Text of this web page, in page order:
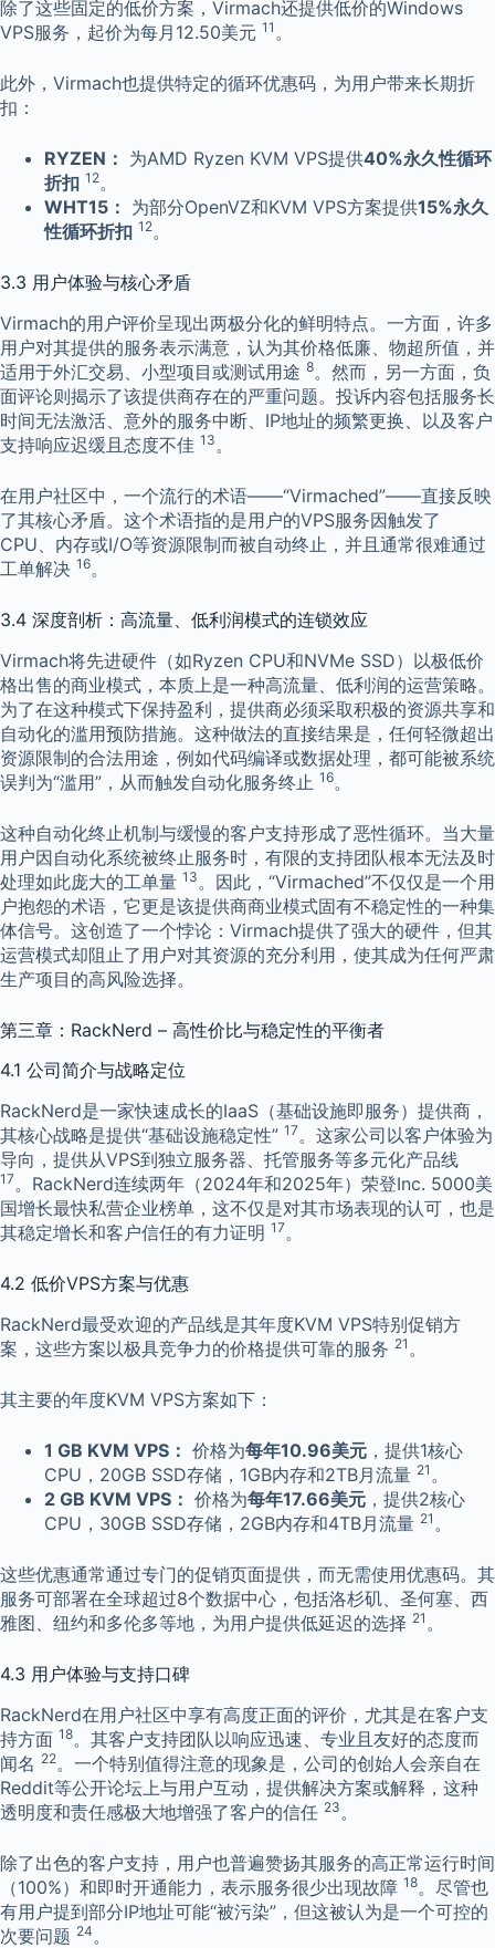
除了这些固定的低价方案，Virmach还提供低价的Windows
VPS服务，起价为每月12.50美元 11 。
此外，Virmach也提供特定的循环优惠码，为用户带来长期折
扣：
RYZEN： 为AMD Ryzen KVM VPS提供40%永久性循环
折扣 12。
WHT15： 为部分OpenVZ和KVM VPS方案提供15%永久
性循环折扣 12。
3.3 用户体验与核心矛盾
Virmach的用户评价呈现出两极分化的鲜明特点。一方面，许多
用户对其提供的服务表示满意，认为其价格低廉、物超所值，并
适用于外汇交易、小型项目或测试用途 8。然而，另一方面，负
面评论则揭示了该提供商存在的严重问题。投诉内容包括服务长
时间无法激活、意外的服务中断、IP地址的频繁更换、以及客户
支持响应迟缓且态度不佳 13 。
在用户社区中，一个流行的术语——“Virmached”——直接反映
了其核心矛盾。这个术语指的是用户的VPS服务因触发了
CPU、内存或I/O等资源限制而被自动终止，并且通常很难通过
工单解决 16。
3.4 深度剖析：高流量、低利润模式的连锁效应
Virmach将先进硬件（如Ryzen CPU和NVMe SSD）以极低价
格出售的商业模式，本质上是一种高流量、低利润的运营策略。
为了在这种模式下保持盈利，提供商必须采取积极的资源共享和
自动化的滥用预防措施。这种做法的直接结果是，任何轻微超出
资源限制的合法用途，例如代码编译或数据处理，都可能被系统
误判为“滥用”，从而触发自动化服务终止 16。
这种自动化终止机制与缓慢的客户支持形成了恶性循环。当大量
用户因自动化系统被终止服务时，有限的支持团队根本无法及时
处理如此庞大的工单量 13 。因此，“Virmached”不仅仅是一个用
户抱怨的术语，它更是该提供商商业模式固有不稳定性的一种集
体信号。这创造了一个悖论：Virmach提供了强大的硬件，但其
运营模式却阻止了用户对其资源的充分利用，使其成为任何严肃
生产项目的高风险选择。
第三章：RackNerd – 高性价比与稳定性的平衡者
4.1 公司简介与战略定位
RackNerd是一家快速成长的IaaS（基础设施即服务）提供商，
其核心战略是提供“基础设施稳定性” 17。这家公司以客户体验为
导向，提供从VPS到独立服务器、托管服务等多元化产品线
17。RackNerd连续两年（2024年和2025年）荣登Inc. 5000美
国增长最快私营企业榜单，这不仅是对其市场表现的认可，也是
其稳定增长和客户信任的有力证明 17。
4.2 低价VPS方案与优惠
RackNerd最受欢迎的产品线是其年度KVM VPS特别促销方
案，这些方案以极具竞争力的价格提供可靠的服务 21 。
其主要的年度KVM VPS方案如下：
1 GB KVM VPS： 价格为每年10.96美元 ，提供1核心
CPU，20GB SSD存储，1GB内存和2TB月流量 21 。
2 GB KVM VPS： 价格为每年17.66美元 ，提供2核心
CPU，30GB SSD存储，2GB内存和4TB月流量 21 。
这些优惠通常通过专门的促销页面提供，而无需使用优惠码。其
服务可部署在全球超过8个数据中心，包括洛杉矶、圣何塞、西
雅图、纽约和多伦多等地，为用户提供低延迟的选择 21 。
4.3 用户体验与支持口碑
RackNerd在用户社区中享有高度正面的评价，尤其是在客户支
持方面 18。其客户支持团队以响应迅速、专业且友好的态度而
闻名 22。一个特别值得注意的现象是，公司的创始人会亲自在
Reddit等公开论坛上与用户互动，提供解决方案或解释，这种
透明度和责任感极大地增强了客户的信任 23 。
除了出色的客户支持，用户也普遍赞扬其服务的高正常运行时间
（100%）和即时开通能力，表示服务很少出现故障 18。尽管也
有用户提到部分IP地址可能“被污染”，但这被认为是一个可控的
次要问题 24 。